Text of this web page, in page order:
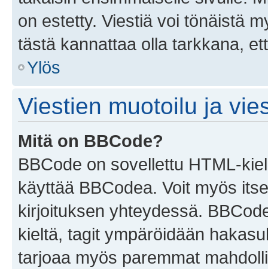
on estetty. Viestiä voi tönäistä
tästä kannattaa olla tarkkana,
Ylös
Viestien muotoilu ja
Mitä on BBCode?
BBCode on sovellettu HTML-
käyttää BBCodea. Voit myös
kirjoituksen yhteydessä.
kieltä, tagit ympäröidään
tarjoaa myös paremmat